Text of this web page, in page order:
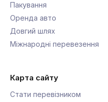
Пакування
Оренда авто
Довгий шлях
Міжнародні перевезення
Карта сайту
Стати перевізником